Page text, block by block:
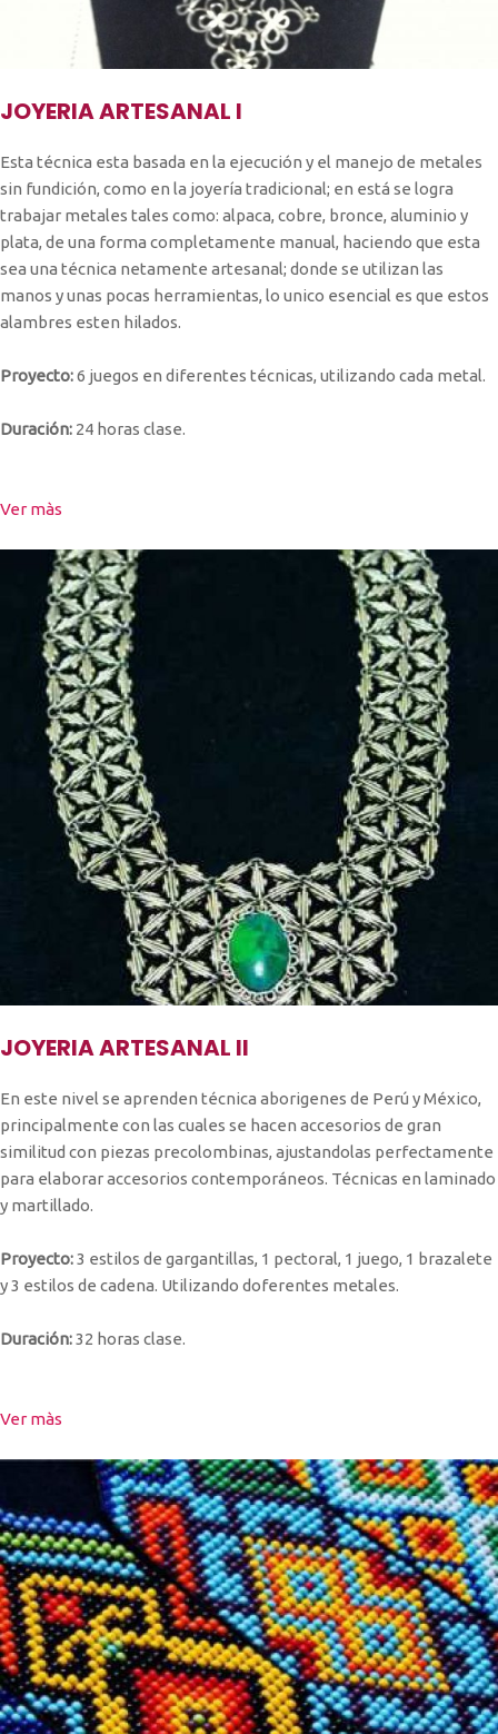
JOYERIA ARTESANAL I
Esta técnica esta basada en la ejecución y el manejo de metales
sin fundición, como en la joyería tradicional; en está se logra
trabajar metales tales como: alpaca, cobre, bronce, aluminio y
plata, de una forma completamente manual, haciendo que esta
sea una técnica netamente artesanal; donde se utilizan las
manos y unas pocas herramientas, lo unico esencial es que estos
alambres esten hilados.
Proyecto:6 juegos en diferentes técnicas, utilizando cada metal.
Duración: 24 horas clase.
Ver màs
JOYERIA ARTESANAL II
En este nivel se aprenden técnica aborigenes de Perú y México,
principalmente con las cuales se hacen accesorios de gran
similitud con piezas precolombinas, ajustandolas perfectamente
para elaborar accesorios contemporáneos. Técnicas en laminado
y martillado.
Proyecto:3 estilos de gargantillas, 1 pectoral, 1 juego, 1 brazalete
y 3 estilos de cadena. Utilizando doferentes metales.
Duración:32 horas clase.
Ver màs